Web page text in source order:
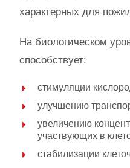
характерных для
На биологическом
способствует:
стимуляции
улучшению
увеличению
участвующих в
стабилизации